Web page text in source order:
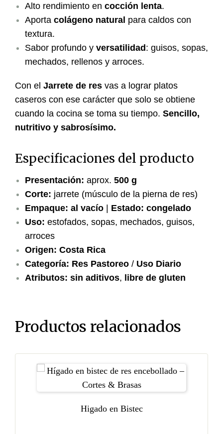
Alto rendimiento en cocción lenta.
Aporta colágeno natural para caldos con
textura.
Sabor profundo y versatilidad : guisos, sopas,
mechados, rellenos y arroces.
Con el Jarrete de res vas a lograr platos
caseros con ese carácter que solo se obtiene
cuando la cocina se toma su tiempo. Sencillo,
nutritivo y sabrosísimo.
Especificaciones del producto
Presentación: aprox. 500 g
Corte: jarrete (músculo de la pierna de res)
Empaque: al vacío Estado: congelado
Uso: estofados, sopas, mechados, guisos,
arroces
Origen: Costa Rica
Categoría: Res Pastoreo / Uso Diario
Atributos: sin aditivos, libre de gluten
Productos relacionados
Higado en Bistec